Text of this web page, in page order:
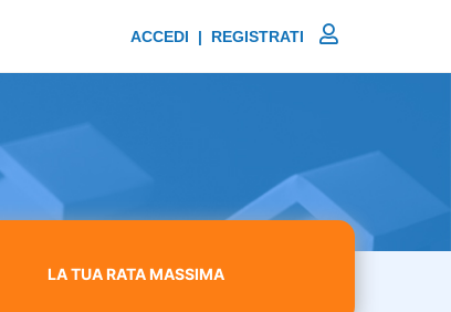
ACCEDI | REGISTRATI
LA TUA RATA MASSIMA